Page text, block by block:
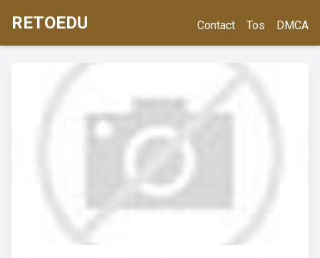
RETOEDU Contact Tos DMCA